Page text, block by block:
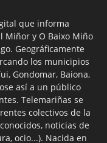
que informa
Miñor y O Baixo Miño
Geográficamente
los municipios
Gondomar, Baiona,
así a un público
Telemariñas se
colectivos de la
noticias de
ocio...). Nacida en